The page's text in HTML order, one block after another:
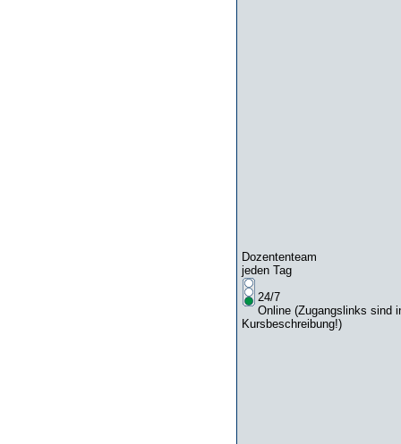
Dozententeam
jeden Tag
24/7
Online (Zugangslinks sind
Kursbeschreibung!)